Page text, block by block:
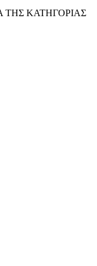
ΤΗΣ ΚΑΤΗΓΟΡΙΑΣ